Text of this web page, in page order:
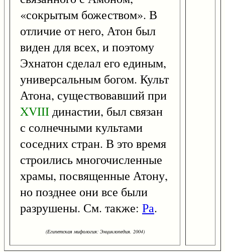
«сокрытым божеством». В
отличие от него, Атон был
виден для всех, и поэтому
Эхнатон сделал его единым,
универсальным богом. Культ
Атона, существовавший при
XVIIIдинастии, был связан
с солнечными культами
соседних стран. В это время
строились многочисленные
храмы, посвященные Атону,
но позднее они все были
разрушены. См. также: Ра.
(Египетская мифология: Энциклопедия. 2004)